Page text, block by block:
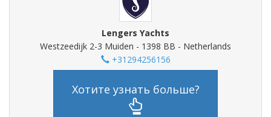
Lengers Yachts
Westzeedijk 2-3 Muiden - 1398 BB - Netherlands
+31294256156
Хотите узнать больше?